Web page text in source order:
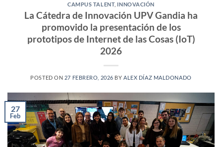
CAMPUS TALENT, INNOVACIÓN
La Cátedra de Innovación UPV Gandia ha
promovido la presentación de los
prototipos de Internet de las Cosas (IoT)
2026
POSTED ON 27 FEBRERO, 2026 BYALEX DÍAZ MALDONADO
27
Feb